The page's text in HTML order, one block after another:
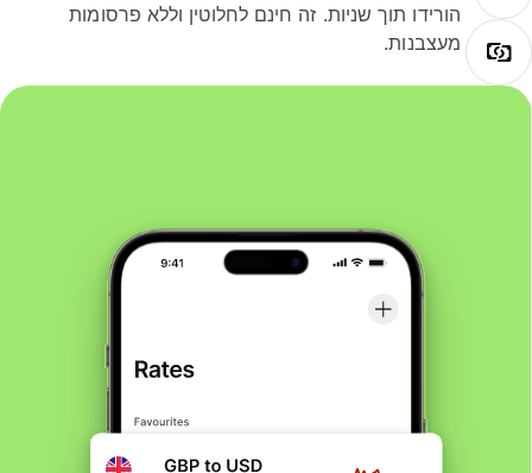
הורידו תוך שניות. זה חינם לחלוטין וללא פרסומות
מעצבנות.